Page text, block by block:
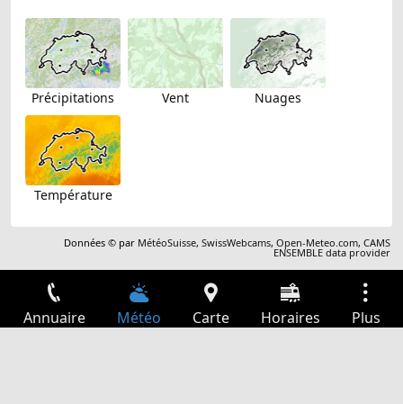
Précipitations Vent Nuages
Température
Données © par MétéoSuisse,SwissWebcams,Open-Meteo.com,CAMS
ENSEMBLE data provider
Annuaire Météo Carte Horaires Plus